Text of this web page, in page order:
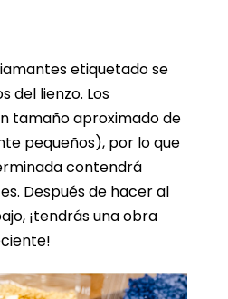
etiquetado se
del lienzo. Los
tamaño aproximado de
pequeños), por lo que
contendrá
Después de hacer al
¡tendrás una obra